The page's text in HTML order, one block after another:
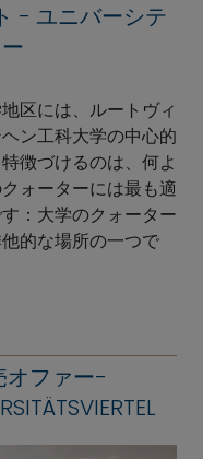
- ユニバーシテ
区には、ルートヴィ
ン工科大学の中心的
徴づけるのは、何よ
ォーターには最も適
：大学のクォーター
的な場所の一つで
オファー-